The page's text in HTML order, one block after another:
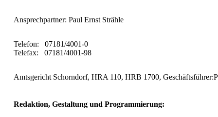
Ansprechpartner: Paul Ernst Strähle
Telefon: 07181/4001-0
Telefax: 07181/4001-98
Amtsgericht Schorndorf, HRA 110, HRB 1700,
Redaktion, Gestaltung und Programmierung: